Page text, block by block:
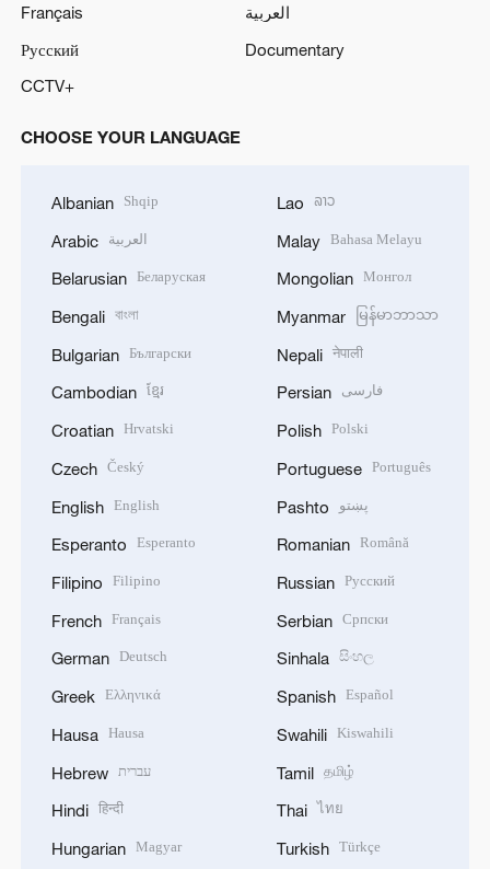
Français
العربية
Русский
Documentary
CCTV+
CHOOSE YOUR LANGUAGE
Albanian Shqip
Arabic العربية
Belarusian Беларуская
Bengali বাংলা
Bulgarian Български
Cambodian ខ្មែរ
Croatian Hrvatski
Czech Český
English English
Esperanto Esperanto
Filipino Filipino
French Français
German Deutsch
Greek Ελληνικά
Hausa Hausa
Hebrew עברית
Hindi हिन्दी
Hungarian Magyar
Lao ລາວ
Malay Bahasa Melayu
Mongolian Монгол
Myanmar မြန်မာဘာသာ
Nepali नेपाली
Persian فارسی
Polish Polski
Portuguese Português
Pashto پښتو
Romanian Română
Russian Русский
Serbian Српски
Sinhala සිංහල
Spanish Español
Swahili Kiswahili
Tamil தமிழ்
Thai ไทย
Turkish Türkçe